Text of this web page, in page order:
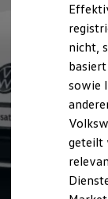
Batterie
Kosten
nicht,
sowie
geteilt